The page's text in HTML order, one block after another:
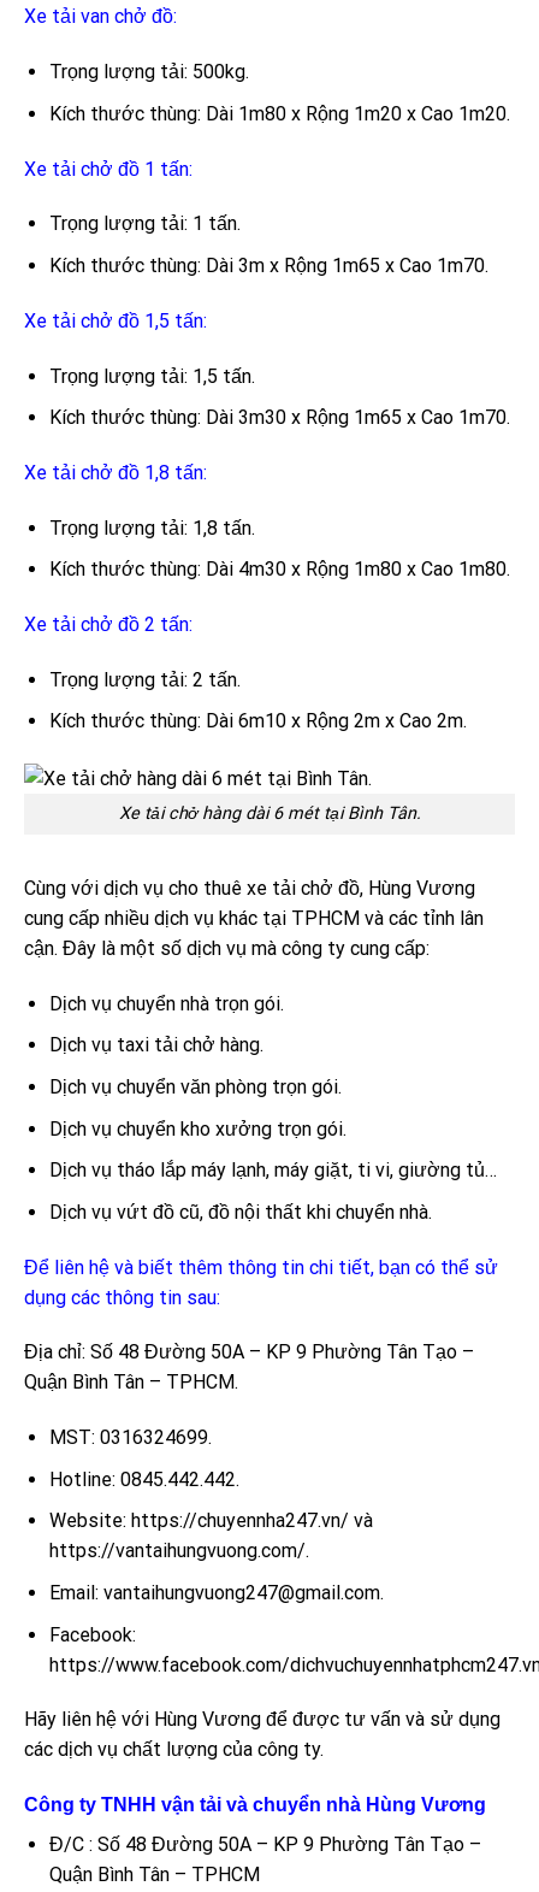
Xe tải van chở đồ:
Trọng lượng tải: 500kg.
Kích thước thùng: Dài 1m80 x Rộng 1m20 x Cao 1m20.
Xe tải chở đồ 1 tấn:
Trọng lượng tải: 1 tấn.
Kích thước thùng: Dài 3m x Rộng 1m65 x Cao 1m70.
Xe tải chở đồ 1,5 tấn:
Trọng lượng tải: 1,5 tấn.
Kích thước thùng: Dài 3m30 x Rộng 1m65 x Cao 1m70.
Xe tải chở đồ 1,8 tấn:
Trọng lượng tải: 1,8 tấn.
Kích thước thùng: Dài 4m30 x Rộng 1m80 x Cao 1m80.
Xe tải chở đồ 2 tấn:
Trọng lượng tải: 2 tấn.
Kích thước thùng: Dài 6m10 x Rộng 2m x Cao 2m.
Xe tải chở hàng dài 6 mét tại Bình Tân.
Cùng với dịch vụ cho thuê xe tải chở đồ, Hùng Vương
cung cấp nhiều dịch vụ khác tại TPHCM và các tỉnh lân
cận. Đây là một số dịch vụ mà công ty cung cấp:
Dịch vụ chuyển nhà trọn gói.
Dịch vụ taxi tải chở hàng.
Dịch vụ chuyển văn phòng trọn gói.
Dịch vụ chuyển kho xưởng trọn gói.
Dịch vụ tháo lắp máy lạnh, máy giặt, ti vi, giường tủ…
Dịch vụ vứt đồ cũ, đồ nội thất khi chuyển nhà.
Để liên hệ và biết thêm thông tin chi tiết, bạn có thể sử
dụng các thông tin sau:
Địa chỉ: Số 48 Đường 50A – KP 9 Phường Tân Tạo –
Quận Bình Tân – TPHCM.
MST: 0316324699.
Hotline: 0845.442.442.
Website: https://chuyennha247.vn/ và
https://vantaihungvuong.com/.
Email: vantaihungvuong247@gmail.com.
Facebook:
https://www.facebook.com/
Hãy liên hệ với Hùng Vương để được tư vấn và sử dụng
các dịch vụ chất lượng của công ty.
Công ty TNHH vận tải và chuyển nhà Hùng Vương
Đ/C : Số 48 Đường 50A – KP 9 Phường Tân Tạo –
Quận Bình Tân – TPHCM